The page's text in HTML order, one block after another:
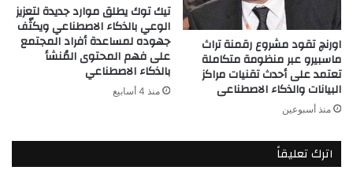
اورنچ تقود مشروع رقمنة تراث
ماسبيرو عبر منظومة متكاملة
تعتمد على أحدث تقنيات مراكز
البيانات والذكاء الاصطناعى
منذ أسبوعين
تيك توك يطلق موارد جديدة لتعزيز
الوعي بالذكاء الاصطناعي ويكثّف
جهوده لمساعدة أفراد المجتمع
على فهم المحتوى المُنشأ
بالذكاء الاصطناعي
منذ 4 أسابيع
اترك تعليقاً